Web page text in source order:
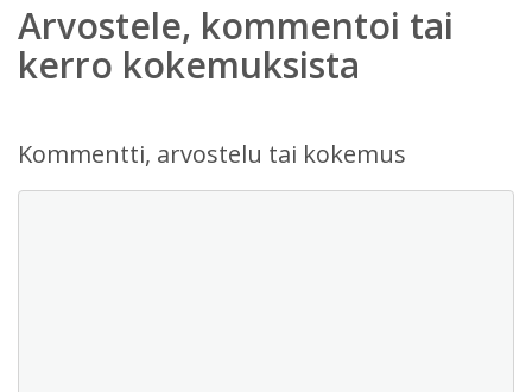
Arvostele, kommentoi tai
kerro kokemuksista
Kommentti, arvostelu tai kokemus